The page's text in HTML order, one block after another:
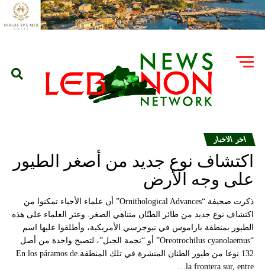
اخر الاخبار
اكتشاف نوع جديد من أصغر الطيور
على وجه الأرض
ذكرت صحيفة “Ornithological Advances” أن علماء الأحياء تمكنوا من
اكتشاف نوع جديد من طائر الطنّان متناهي الصغر. وعثر العلماء على هذه
الطيور بمنطقة باراموس في نيوجرسي الأمريكية، وأطلقوا عليها اسم
“Oreotrochilus cyanolaemus” أو “نجمة الجبل”، لتصبح واحدة من أصل
132 نوعا من طيور الطنان المنشرة في تلك المنطقة.En los páramos de
la frontera sur, entre…